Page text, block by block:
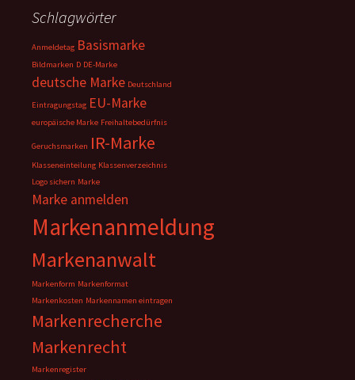
Schlagwörter
Anmeldetag Basismarke
Bildmarken D DE-Marke
deutsche Marke Deutschland
Eintragungstag EU-Marke
europäische Marke Freihaltebedürfnis
Geruchsmarken IR-Marke
Klasseneinteilung Klassenverzeichnis
Logo sichern Marke
Marke anmelden
Markenanmeldung
Markenanwalt
Markenform Markenformat
Markenkosten Markennamen eintragen
Markenrecherche
Markenrecht
Markenregister